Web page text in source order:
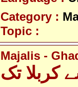
Category :
Topic :
Majalis -